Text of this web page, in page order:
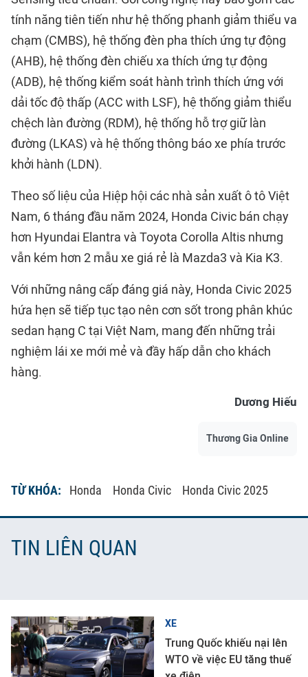
tính năng tiên tiến như hệ thống phanh giảm thiểu va
chạm (CMBS), hệ thống đèn pha thích ứng tự động
(AHB), hệ thống đèn chiếu xa thích ứng tự động
(ADB), hệ thống kiểm soát hành trình thích ứng với
dải tốc độ thấp (ACC with LSF), hệ thống giảm thiểu
chệch làn đường (RDM), hệ thống hỗ trợ giữ làn
đường (LKAS) và hệ thống thông báo xe phía trước
khởi hành (LDN).
Theo số liệu của Hiệp hội các nhà sản xuất ô tô Việt
Nam, 6 tháng đầu năm 2024, Honda Civic bán chạy
hơn Hyundai Elantra và Toyota Corolla Altis nhưng
vẫn kém hơn 2 mẫu xe giá rẻ là Mazda3 và Kia K3.
Với những nâng cấp đáng giá này, Honda Civic 2025
hứa hẹn sẽ tiếp tục tạo nên cơn sốt trong phân khúc
sedan hạng C tại Việt Nam, mang đến những trải
nghiệm lái xe mới mẻ và đầy hấp dẫn cho khách
hàng.
Dương Hiếu
Thương Gia Online
TỪ KHÓA: Honda Honda Civic Honda Civic 2025
TIN LIÊN QUAN
XE
Trung Quốc khiếu nại lên
WTO về việc EU tăng thuế